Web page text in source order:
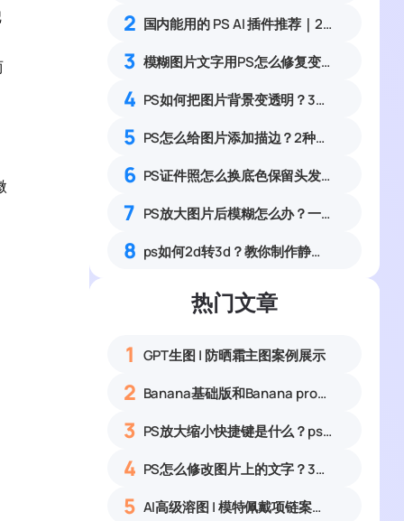
2 国内能用的 PS AI 插件推荐｜2026 4款AI插件最新实测
3 模糊图片文字用PS怎么修复变高清？3种文字清晰化方法教程
4 PS如何把图片背景变透明？3种零基础操作简单易上手
5 PS怎么给图片添加描边？2种图片轮廓描边零基础实操教程
6 PS证件照怎么换底色保留头发丝细节？3步解决抠图白边杂边完整教程
7 PS放大图片后模糊怎么办？一招提升图片清晰度
8 ps如何2d转3d？教你制作静态表情包，banana一键生成
热门文章
1 GPT生图 | 防晒霜主图案例展示
2 Banana基础版和Banana pro区别对比丨具体案例应用+使用教程
3 PS放大缩小快捷键是什么？ps怎么把图片拉大拉小？
4 PS怎么修改图片上的文字？3种无痕改字方法，新手也能搞定
5 AI高级溶图 | 模特佩戴项链案例展示